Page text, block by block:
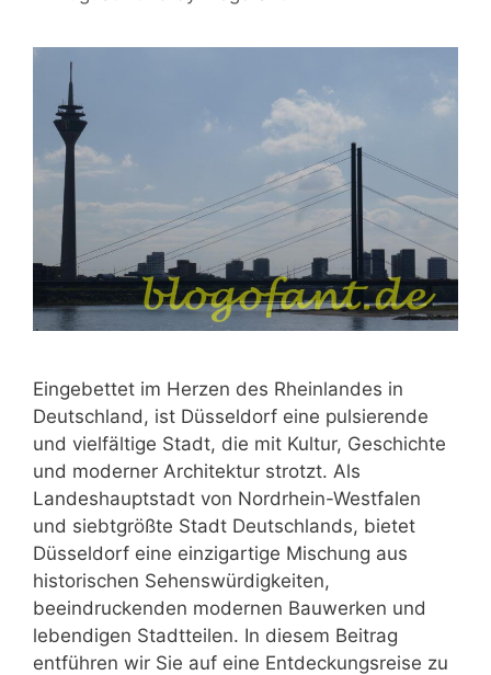
Eingebettet im Herzen des Rheinlandes in
Deutschland, ist Düsseldorf eine pulsierende
und vielfältige Stadt, die mit Kultur, Geschichte
und moderner Architektur strotzt. Als
Landeshauptstadt von Nordrhein-Westfalen
und siebtgrößte Stadt Deutschlands, bietet
Düsseldorf eine einzigartige Mischung aus
historischen Sehenswürdigkeiten,
beeindruckenden modernen Bauwerken und
lebendigen Stadtteilen. In diesem Beitrag
entführen wir Sie auf eine Entdeckungsreise zu